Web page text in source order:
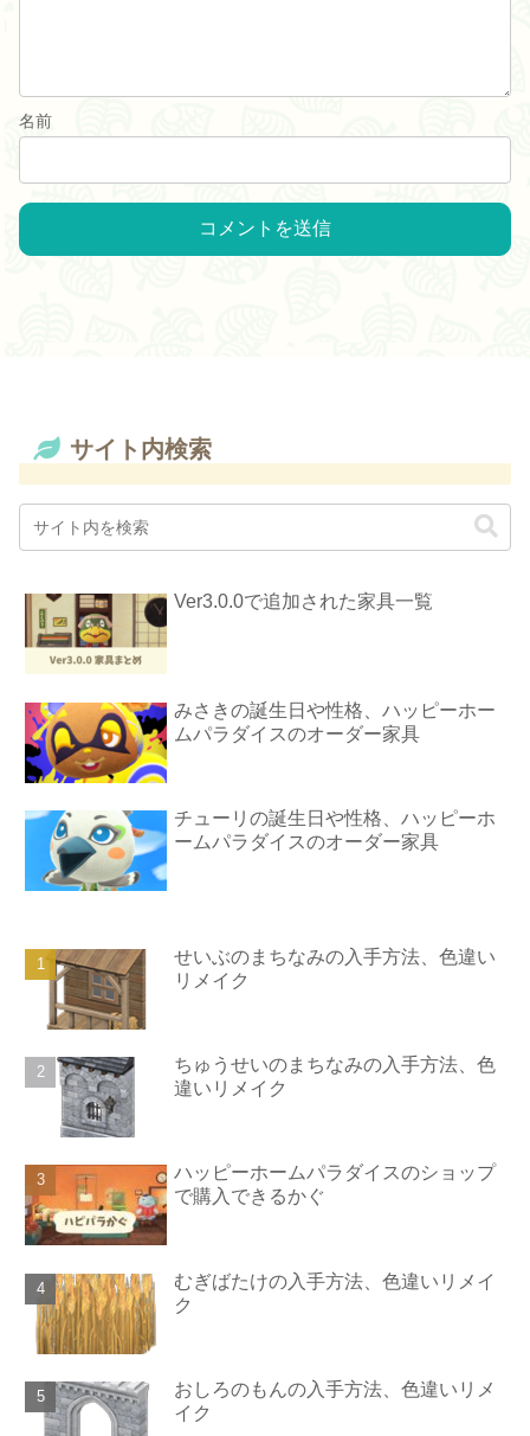
名前
サイト内検索
Ver3.0.0で追加された家具一覧
みさきの誕生日や性格、ハッピーホー
ムパラダイスのオーダー家具
チューリの誕生日や性格、ハッピーホ
ームパラダイスのオーダー家具
せいぶのまちなみの入手方法、色違い
リメイク
ちゅうせいのまちなみの入手方法、色
違いリメイク
ハッピーホームパラダイスのショップ
で購入できるかぐ
むぎばたけの入手方法、色違いリメイ
ク
おしろのもんの入手方法、色違いリメ
イク